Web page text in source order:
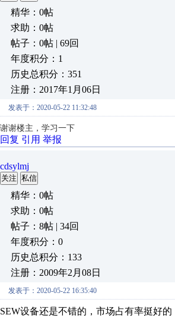
精华：0帖
求助：0帖
帖子：0帖 | 69回
年度积分：1
历史总积分：351
注册：2017年1月06日
发表于：2020-05-22 11:32:48
谢谢楼主，学习一下
回复 引用 举报
cdsylmj
关注 私信
精华：0帖
求助：0帖
帖子：8帖 | 34回
年度积分：0
历史总积分：133
注册：2009年2月08日
发表于：2020-05-22 16:35:40
SEW设备还是不错的，市场占有率挺好